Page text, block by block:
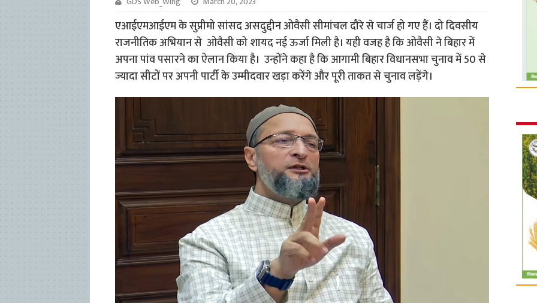
एआईएमआईएम के सुप्रीमो सांसद असदुद्दीन ओवैसी सीमांचल दौरे से चार्ज हो गए हैं। दो दिवसीय
राजनीतिक अभियान से ओवैसी को शायद नई ऊर्जा मिली है। यही वजह है कि ओवैसी ने बिहार में
अपना पांव पसारने का ऐलान किया है। उन्होंने कहा है कि आगामी बिहार विधानसभा चुनाव में 50 से
ज्यादा सीटों पर अपनी पार्टी के उम्मीदवार खड़ा करेंगे और पूरी ताकत से चुनाव लड़ेंगे।